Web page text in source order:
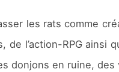
les rats comme
de l’action-RPG
donjons en ruine,